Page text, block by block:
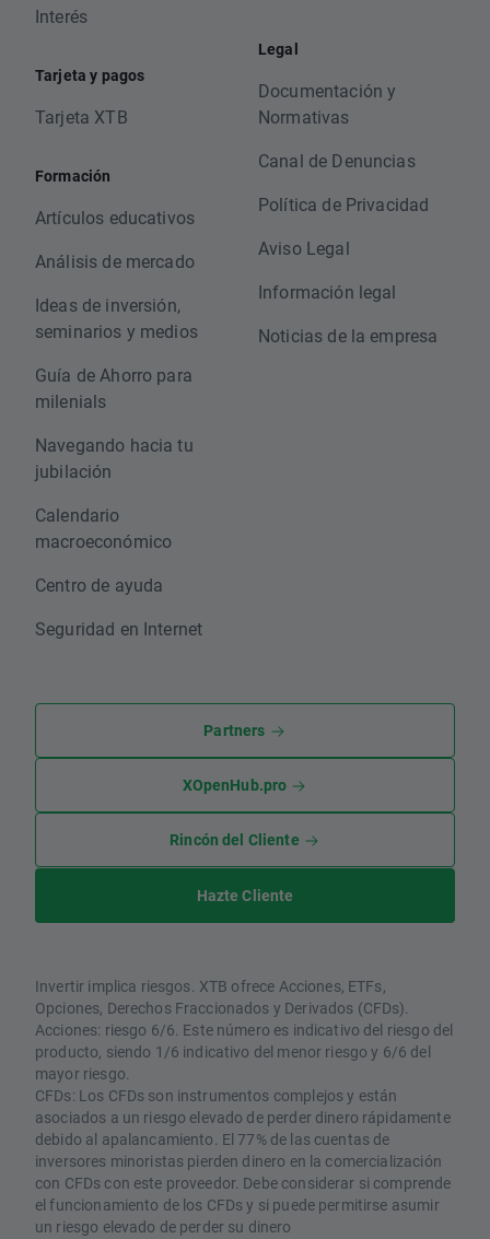
Interés
Tarjeta y pagos
Tarjeta XTB
Formación
Artículos educativos
Análisis de mercado
Ideas de inversión,
seminarios y medios
Guía de Ahorro para
milenials
Navegando hacia tu
jubilación
Calendario
macroeconómico
Centro de ayuda
Seguridad en Internet
Legal
Documentación y
Normativas
Canal de Denuncias
Política de Privacidad
Aviso Legal
Información legal
Noticias de la empresa
Partners
XOpenHub.pro
Rincón del Cliente
Hazte Cliente
Invertir implica riesgos. XTB ofrece Acciones, ETFs,
Opciones, Derechos Fraccionados y Derivados (CFDs).
Acciones: riesgo 6/6. Este número es indicativo del riesgo del
producto, siendo 1/6 indicativo del menor riesgo y 6/6 del
mayor riesgo.
CFDs: Los CFDs son instrumentos complejos y están
asociados a un riesgo elevado de perder dinero rápidamente
debido al apalancamiento. El 77% de las cuentas de
inversores minoristas pierden dinero en la comercialización
con CFDs con este proveedor. Debe considerar si comprende
el funcionamiento de los CFDs y si puede permitirse asumir
un riesgo elevado de perder su dinero